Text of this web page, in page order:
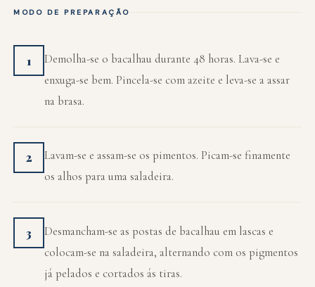
MODO DE PREPARAÇÃO
1
Demolha-se o bacalhau durante 48 horas. Lava-se e
enxuga-se bem. Pincela-se com azeite e leva-se a assar
na brasa.
2
Lavam-se e assam-se os pimentos. Picam-se finamente
os alhos para uma saladeira.
3
Desmancham-se as postas de bacalhau em lascas e
colocam-se na saladeira, alternando com os pigmentos
já pelados e cortados ás tiras.